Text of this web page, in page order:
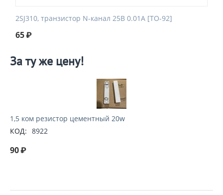
2SJ310, транзистор N-канал 25В 0.01А [TO-92]
65₽
За ту же цену!
1,5 ком резистор цементный 20w
КОД: 8922
90₽